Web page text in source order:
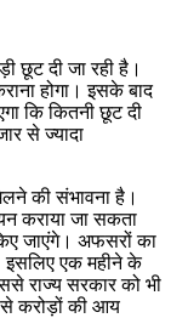
छूट दी जा रही है।
होगा। इसके बाद
कि कितनी छूट दी
से ज्यादा
की संभावना है।
कराया जा सकता
जाएंगे। अफसरों का
इसलिए एक महीने के
राज्य सरकार को भी
से करोड़ों की आय